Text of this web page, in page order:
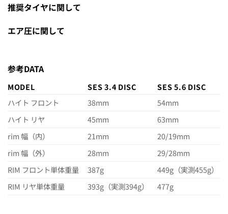
推奨タイヤに関して
エア圧に関して
参考DATA
MODEL SES 3.4 DISC
SES 5.6 DISC
ハイト フロント
38mm
54mm
ハイト リヤ
45mm
63mm
rim 幅（内）
21mm
20/19mm
rim 幅（外）
28mm
29/28mm
RIM フロント単体重量
387g
449g（実測455g）
RIM リヤ単体重量
393g（実測394g） 477g